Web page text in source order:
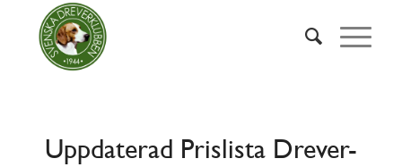
Uppdaterad Prislista Drever-